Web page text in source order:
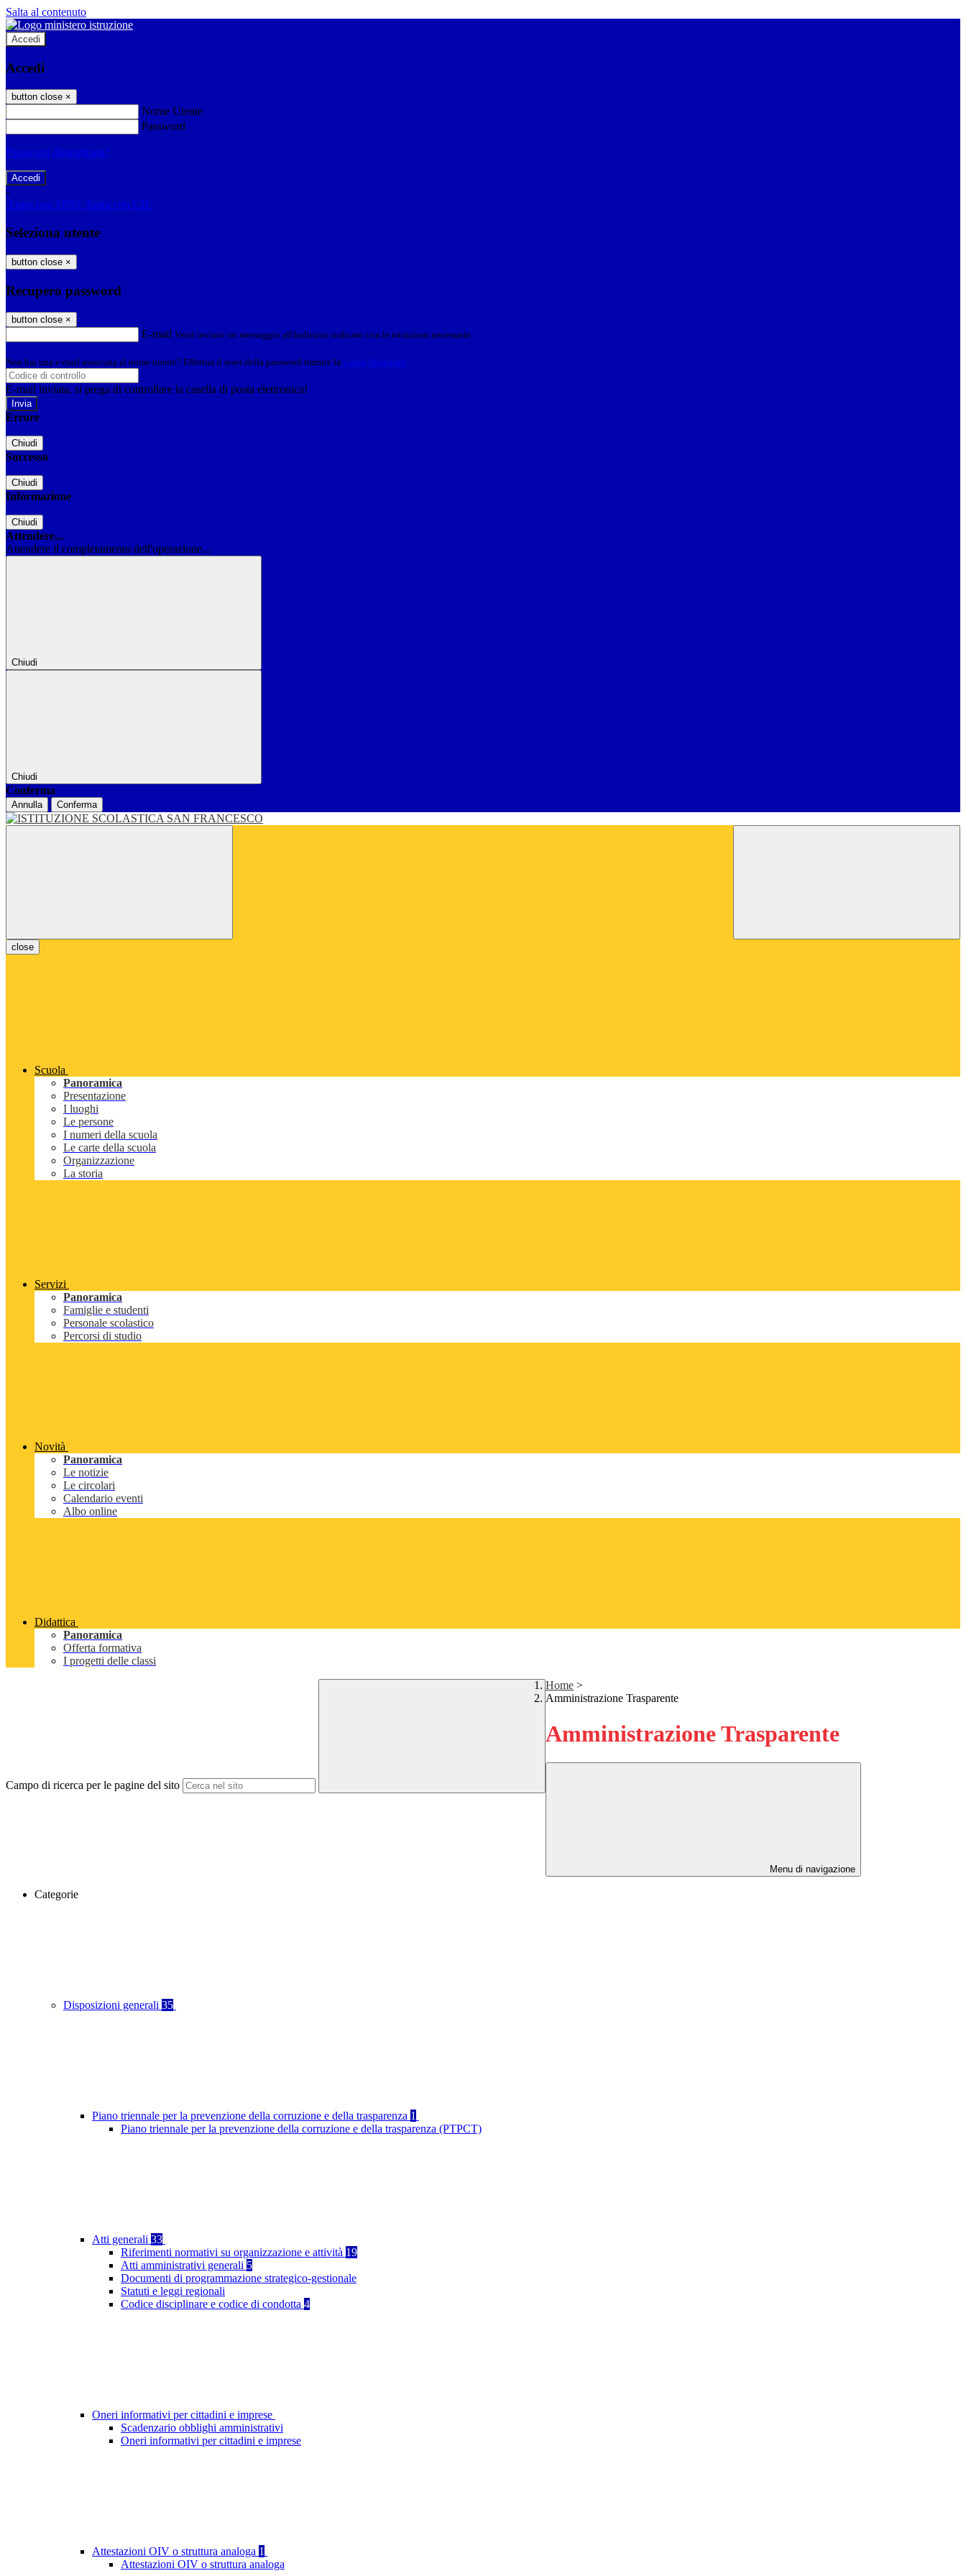
Salta al contenuto
Accedi
Accedi
button close ×
Nome Utente
Password
Password dimenticata?
-
Entra con SPID Entra con CIE
Seleziona utente
button close ×
Recupero password
button close ×
E-mail Verrà inviato un messaggio all'indirizzo indicato con le istruzioni necessarie.
Non hai una e-mail associata al nome utente? Effettua il reset della password tramite la Login Spaggiari
E-mail inviata, si prega di controllare la casella di posta elettronica!
Errore
Chiudi
Successo
Chiudi
Informazione
Chiudi
Attendere...
Attendere il completamento dell'operazione...
Chiudi
Chiudi
Conferma
Annulla Conferma
close
Scuola
Panoramica
Presentazione
I luoghi
Le persone
I numeri della scuola
Le carte della scuola
Organizzazione
La storia
Servizi
Panoramica
Famiglie e studenti
Personale scolastico
Percorsi di studio
Novità
Panoramica
Le notizie
Le circolari
Calendario eventi
Albo online
Didattica
Panoramica
Offerta formativa
I progetti delle classi
Campo di ricerca per le pagine del sito
Home >
Amministrazione Trasparente
Amministrazione Trasparente
Menu di navigazione
Categorie
Disposizioni generali 35
Piano triennale per la prevenzione della corruzione e della trasparenza 1
Piano triennale per la prevenzione della corruzione e della trasparenza (PTPCT)
Atti generali 33
Riferimenti normativi su organizzazione e attività 19
Atti amministrativi generali 5
Documenti di programmazione strategico-gestionale
Statuti e leggi regionali
Codice disciplinare e codice di condotta 4
Oneri informativi per cittadini e imprese
Scadenzario obblighi amministrativi
Oneri informativi per cittadini e imprese
Attestazioni OIV o struttura analoga 1
Attestazioni OIV o struttura analoga